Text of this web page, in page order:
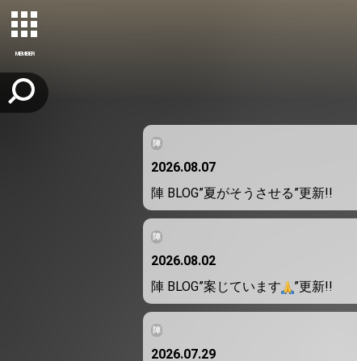
MEMBER
陣
2026.08.07
陣 BLOG”夏がそうさせる”更新!!
陣
2026.08.02
陣 BLOG”案じています
”更新!!
陣
2026.07.29